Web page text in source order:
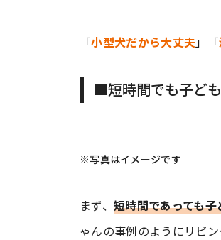
「小型犬だから大丈夫」「
■短時間でも子ど
※写真はイメージです
まず、 短時間であっても
ゃんの事例のようにリビ